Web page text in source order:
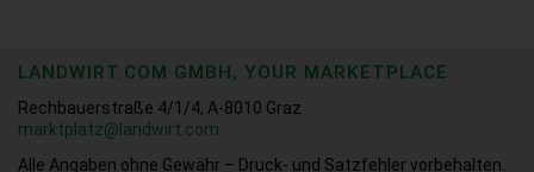
LANDWIRT.COM GMBH, YOUR MARKETPLACE
Rechbauerstraße 4/1/4, A-8010 Graz
marktplatz@landwirt.com
Alle Angaben ohne Gewähr – Druck- und Satzfehler vorbehalten.